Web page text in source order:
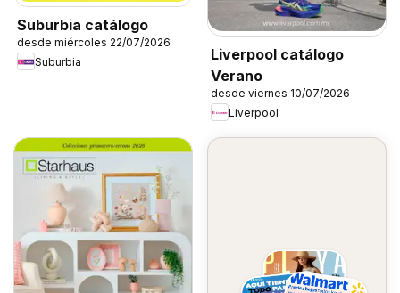
Suburbia catálogo
desde miércoles 22/07/2026
Suburbia
Liverpool catálogo
Verano
desde viernes 10/07/2026
Liverpool